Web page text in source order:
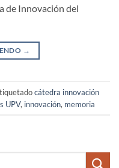
de Innovación del
→
cátedra innovación
UPV, innovación, memoria